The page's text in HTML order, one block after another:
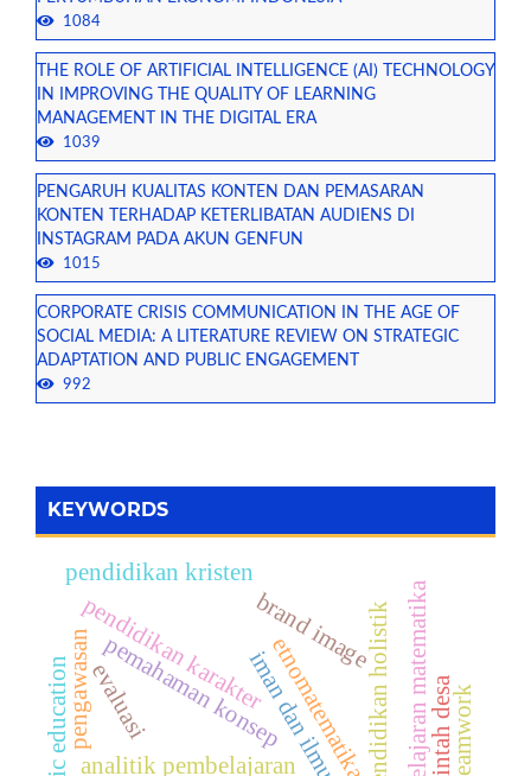
1084
THE ROLE OF ARTIFICIAL INTELLIGENCE (AI) TECHNOLOGY
IN IMPROVING THE QUALITY OF LEARNING
MANAGEMENT IN THE DIGITAL ERA
1039
PENGARUH KUALITAS KONTEN DAN PEMASARAN
KONTEN TERHADAP KETERLIBATAN AUDIENS DI
INSTAGRAM PADA AKUN GENFUN
1015
CORPORATE CRISIS COMMUNICATION IN THE AGE OF
SOCIAL MEDIA: A LITERATURE REVIEW ON STRATEGIC
ADAPTATION AND PUBLIC ENGAGEMENT
992
KEYWORDS
iman dan ilmu
brand image
analitik pembelajaran
pendidikan karakter pendidikan holistik
pendidikan kristen
etnomatematika pembelajaran matematika
pemahaman konsep
pengawasan teamwork
evaluasi